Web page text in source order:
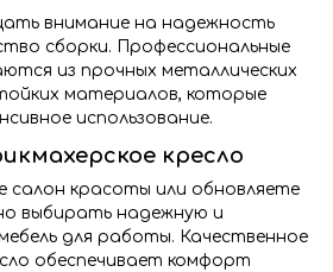
внимание на надежность
сборки. Профессиональные
из прочных металлических
материалов, которые
использование.
кресло
салон красоты или обновляете
выбирать надежную и
для работы. Качественное
обеспечивает комфорт